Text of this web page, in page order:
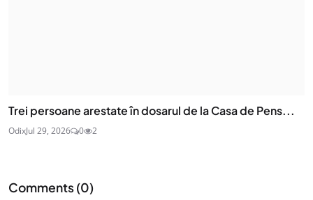
Trei persoane arestate în dosarul de la Casa de Pens...
OdixJul 29, 2026 0 2
Comments (0)